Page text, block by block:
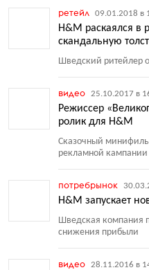
ретейл 09.01.2018 в
H&M раскаялся в
скандальную
Шведский ритейлер
видео 25.10.2017 в
Режиссер
ролик для H&M
Сказочный
рекламной
потребрынок
H&M запускает
Шведская компания
снижения прибыли
видео 28.11.2016 в